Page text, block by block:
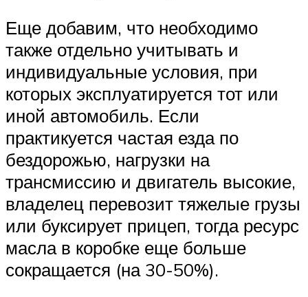
Еще добавим, что необходимо
также отдельно учитывать и
индивидуальные условия, при
которых эксплуатируется тот или
иной автомобиль. Если
практикуется частая езда по
бездорожью, нагрузки на
трансмиссию и двигатель высокие,
владелец перевозит тяжелые грузы
или буксирует прицеп, тогда ресурс
масла в коробке еще больше
сокращается (на 30-50%).